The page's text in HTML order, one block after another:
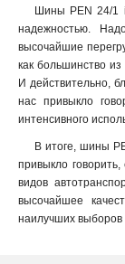
Шины PEN 24/1
надежностью.
высочайшие
как большинство из
И действительно,
нас привыкло
интенсивного
В итоге, шины
привыкло
видов
высочайшее
наилучших